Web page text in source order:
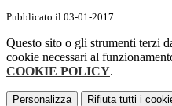
Pubblicato il 03-01-2017
Questo sito o gli strumenti terzi
cookie necessari al
COOKIE POLICY.
Personalizza Rifiuta tutti i